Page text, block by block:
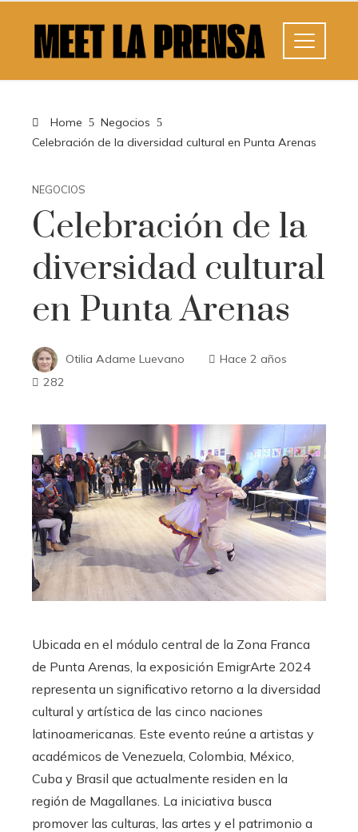
Home
Negocios
Celebración de la diversidad cultural en Punta Arenas
NEGOCIOS
Celebración de la
diversidad cultural
en Punta Arenas
Otilia Adame Luevano
Hace 2 años
282
Ubicada en el módulo central de la Zona Franca
de Punta Arenas, la exposición EmigrArte 2024
representa un significativo retorno a la diversidad
cultural y artística de las cinco naciones
latinoamericanas. Este evento reúne a artistas y
académicos de Venezuela, Colombia, México,
Cuba y Brasil que actualmente residen en la
región de Magallanes. La iniciativa busca
promover las culturas, las artes y el patrimonio a